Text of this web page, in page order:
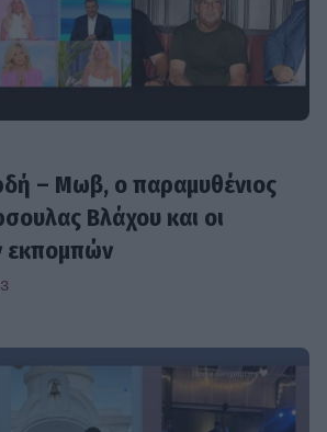
– Μωβ, ο παραμυθένιος
Βλάχου και οι
εκπομπών